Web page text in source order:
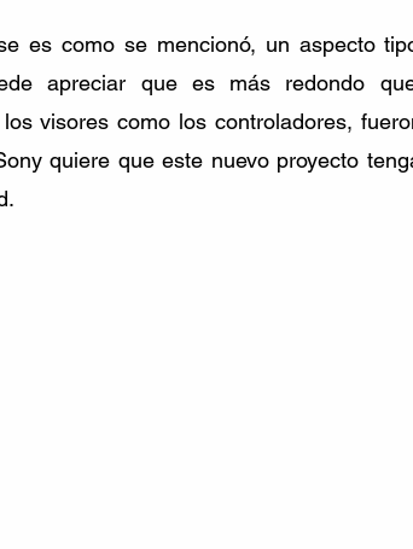
es como se mencionó, un aspecto
apreciar que es más redondo
visores como los controladores,
quiere que este nuevo proyecto